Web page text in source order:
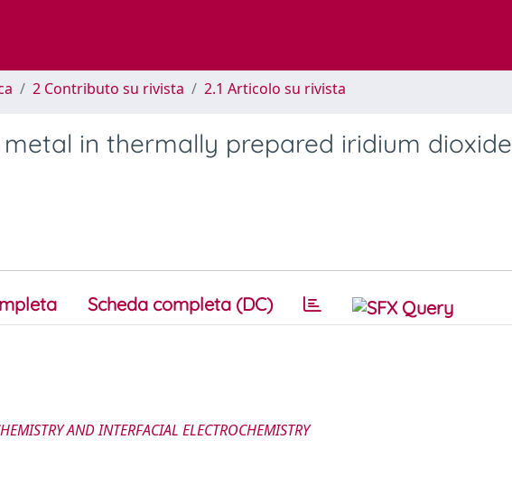
2 Contributo su rivista 2.1 Articolo su rivista
in thermally prepared iridium dioxide
Scheda completa (DC)
AND INTERFACIAL ELECTROCHEMISTRY